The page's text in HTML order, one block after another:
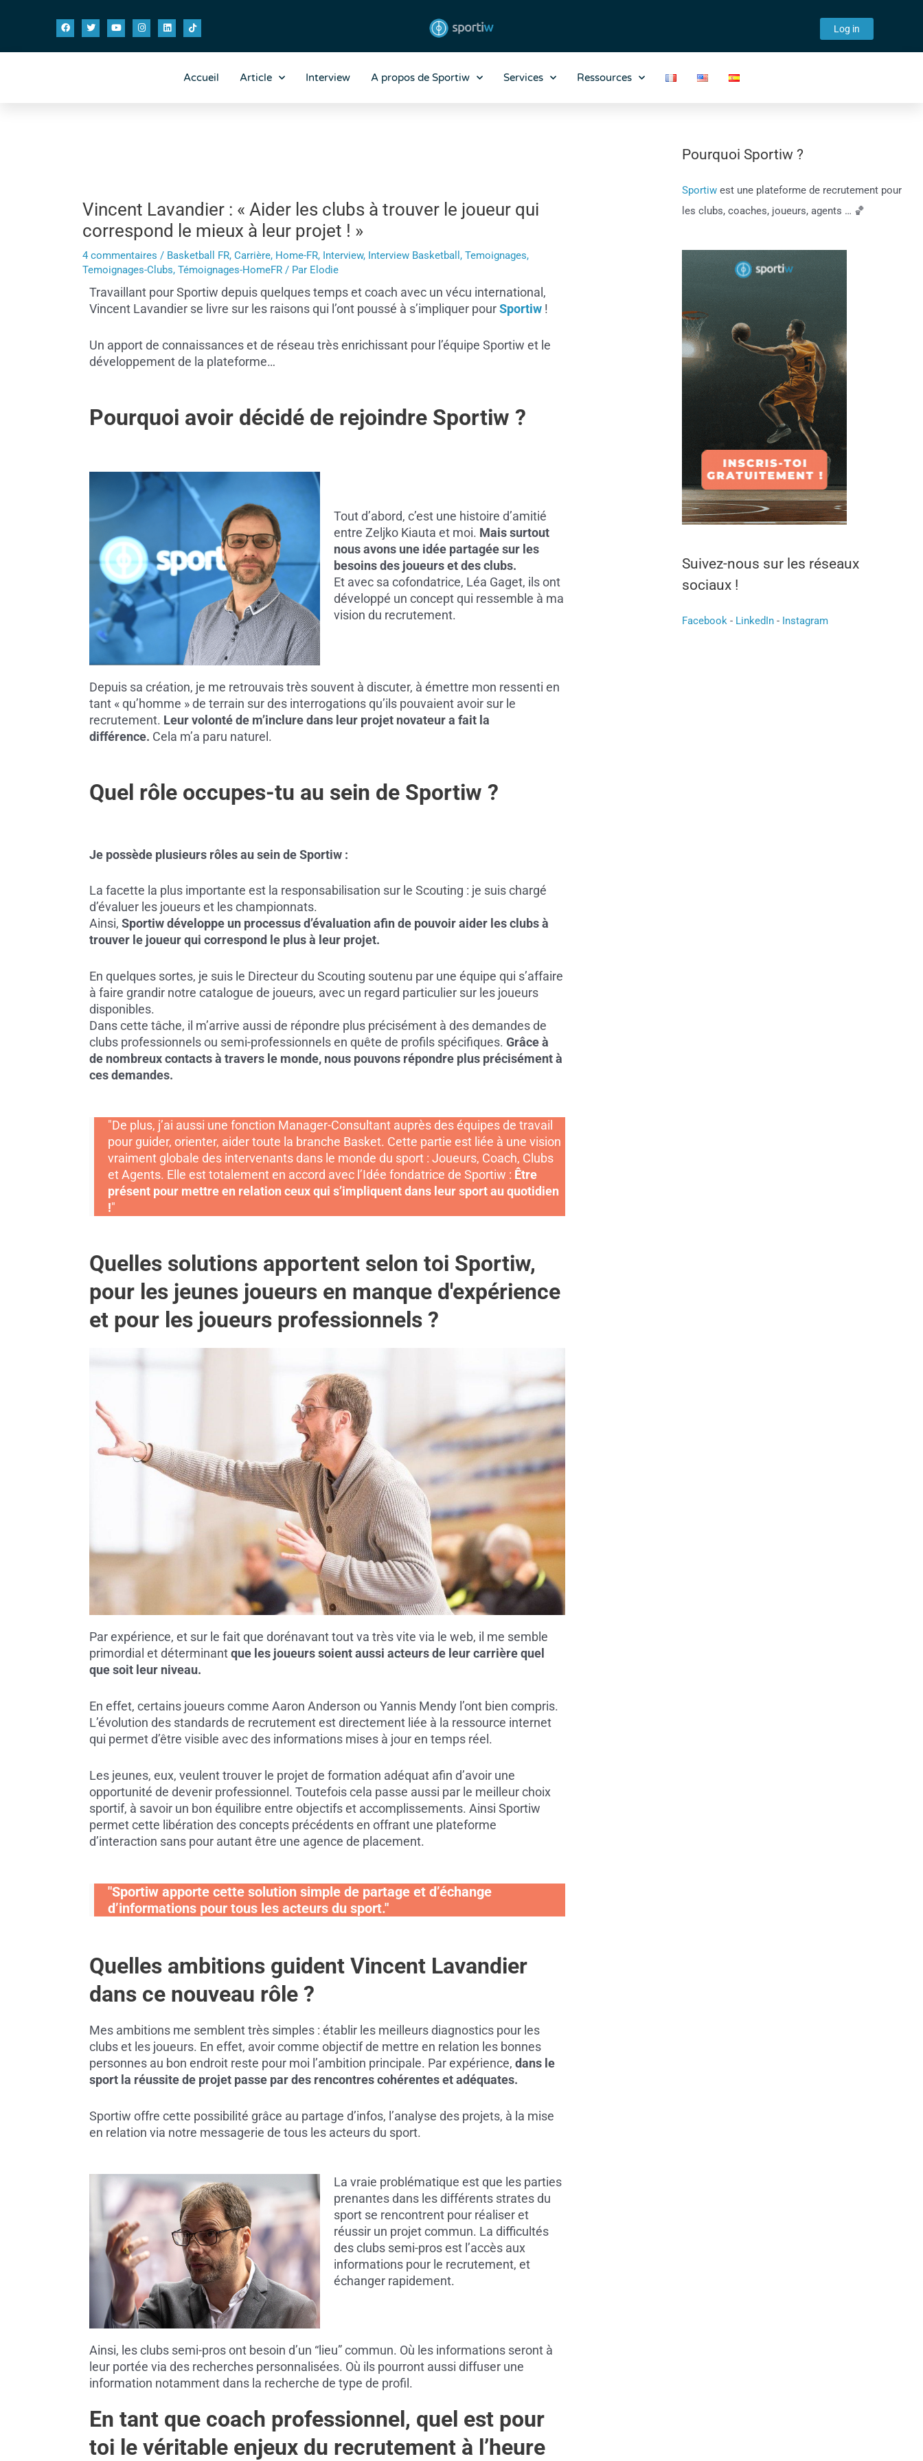
F
a
T
w
Y
o
I
n
L
i
T
i
Log in
Accueil Article Interview A propos de Sportiw Services Ressources
Vincent Lavandier : « Aider les clubs à trouver le joueur qui
correspond le mieux à leur projet ! »
4 commentaires / Basketball FR,Carrière, Home-FR, Interview, Interview Basketball ,Temoignages,
Temoignages-Clubs,Témoignages-HomeFR / Par Elodie
Travaillant pour Sportiw depuis quelques temps et coach avec un vécu international,
Vincent Lavandier se livre sur les raisons qui l’ont poussé à s’impliquer pourSportiw !
Un apport de connaissances et de réseau très enrichissant pour l’équipe Sportiw et le
développement de la plateforme…
Pourquoi avoir décidé de rejoindre Sportiw ?
Tout d’abord, c’est une histoire d’amitié
entre Zeljko Kiauta et moi. Mais surtout
nous avons une idée partagée sur les
besoins des joueurs et des clubs.
Et avec sa cofondatrice, Léa Gaget, ils ont
développé un concept qui ressemble à ma
vision du recrutement.
Depuis sa création, je me retrouvais très souvent à discuter, à émettre mon ressenti en
tant « qu’homme » de terrain sur des interrogations qu’ils pouvaient avoir sur le
recrutement. Leur volonté de m’inclure dans leur projet novateur a fait la
différence. Cela m’a paru naturel.
Quel rôle occupes-tu au sein de Sportiw ?
Je possède plusieurs rôles au sein de Sportiw :
La facette la plus importante est la responsabilisation sur le Scouting : je suis chargé
d’évaluer les joueurs et les championnats.
Ainsi,Sportiw développe un processus d’évaluation afin de pouvoir aider les clubs à
trouver le joueur qui correspond le plus à leur projet.
En quelques sortes, je suis le Directeur du Scouting soutenu par une équipe qui s’affaire
à faire grandir notre catalogue de joueurs, avec un regard particulier sur les joueurs
disponibles.
Dans cette tâche, il m’arrive aussi de répondre plus précisément à des demandes de
clubs professionnels ou semi-professionnels en quête de profils spécifiques.Grâce à
de nombreux contacts à travers le monde, nous pouvons répondre plus précisément à
ces demandes.
"De plus, j’ai aussi une fonction Manager-Consultant auprès des équipes de travail
pour guider, orienter, aider toute la branche Basket. Cette partie est liée à une vision
vraiment globale des intervenants dans le monde du sport : Joueurs, Coach, Clubs
et Agents. Elle est totalement en accord avec l’Idée fondatrice de Sportiw : Être
présent pour mettre en relation ceux qui s’impliquent dans leur sport au quotidien
!"
Quelles solutions apportent selon toi Sportiw,
pour les jeunes joueurs en manque d'expérience
et pour les joueurs professionnels ?
Par expérience, et sur le fait que dorénavant tout va très vite via le web, il me semble
primordial et déterminantque les joueurs soient aussi acteurs de leur carrière quel
que soit leur niveau.
En effet, certains joueurs comme Aaron Anderson ou Yannis Mendy l’ont bien compris.
L’évolution des standards de recrutement est directement liée à la ressource internet
qui permet d’être visible avec des informations mises à jour en temps réel.
Les jeunes, eux, veulent trouver le projet de formation adéquat afin d’avoir une
opportunité de devenir professionnel. Toutefois cela passe aussi par le meilleur choix
sportif, à savoir un bon équilibre entre objectifs et accomplissements.Ainsi Sportiw
permet cette libération des concepts précédents en offrant une plateforme
d’interaction sans pour autant être une agence de placement.
"Sportiw apporte cette solution simple de partage et d’échange
d’informations pour tous les acteurs du sport."
Quelles ambitions guident Vincent Lavandier
dans ce nouveau rôle ?
Mes ambitions me semblent très simples : établir les meilleurs diagnostics pour les
clubs et les joueurs. En effet, avoir comme objectif de mettre en relation les bonnes
personnes au bon endroit reste pour moi l’ambition principale. Par expérience,dans le
sport la réussite de projet passe par des rencontres cohérentes et adéquates.
Sportiw offre cette possibilité grâce au partage d’infos, l’analyse des projets, à la mise
en relation via notre messagerie de tous les acteurs du sport.
La vraie problématique est que les parties
prenantes dans les différents strates du
sport se rencontrent pour réaliser et
réussir un projet commun. La difficultés
des clubs semi-pros est l’accès aux
informations pour le recrutement, et
échanger rapidement.
Ainsi, les clubs semi-pros ont besoin d’un “lieu” commun. Où les informations seront à
leur portée via des recherches personnalisées. Où ils pourront aussi diffuser une
information notamment dans la recherche de type de profil.
En tant que coach professionnel, quel est pour
toi le véritable enjeux du recrutement à l’heure
Pourquoi Sportiw ?
Sportiw est une plateforme de recrutement pour
les clubs, coaches, joueurs, agents … 🏀
Suivez-nous sur les réseaux
sociaux !
Facebook- LinkedIn- Instagram